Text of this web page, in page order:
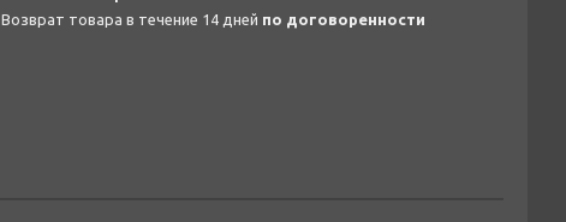
возврат товара в течение 14 дней по договоренности